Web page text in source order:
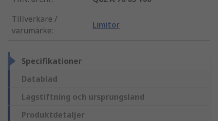
Tillverkare /
varumärke:
Limitor
Specifikationer
Datablad
Lagstiftning och ursprungsland
Produktdetaljer